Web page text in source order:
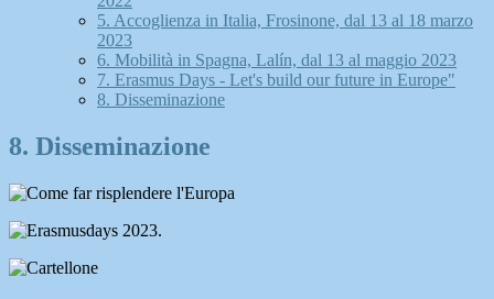
5. Accoglienza in Italia, Frosinone, dal 13 al 18 marzo
2023
6. Mobilità in Spagna, Lalín, dal 13 al maggio 2023
7. Erasmus Days - Let's build our future in Europe"
8. Disseminazione
8. Disseminazione
.